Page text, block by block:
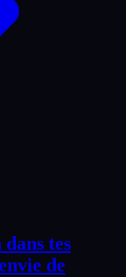
tes
de